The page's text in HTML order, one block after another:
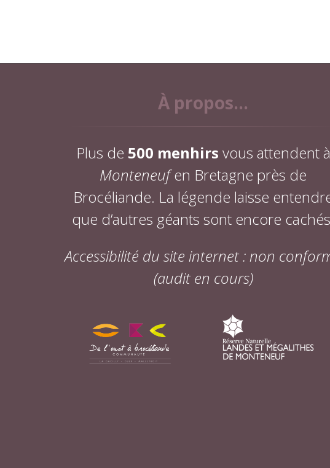
À propos...
Plus de 500 menhirs vous attendent à
Monteneufen Bretagne près de
Brocéliande. La légende laisse
que d’autres géants sont encore
Accessibilité du site internet : non
(audit en cours)